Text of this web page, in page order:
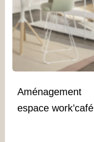
Aménagement
espace work’café